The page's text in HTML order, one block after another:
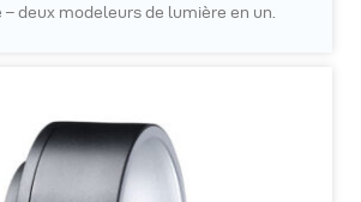
deux modeleurs de lumière en un.